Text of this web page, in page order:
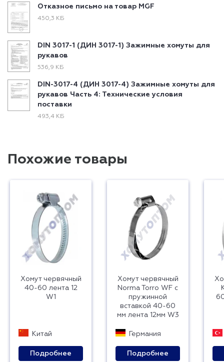
Отказное письмо на товар MGF
450,3 КБ
DIN 3017-1 (ДИН 3017-1) Зажимные хомуты для
рукавов
536,9 КБ
DIN-3017-4 (ДИН 3017-4) Зажимные хомуты для
рукавов Часть 4: Технические условия
поставки
493,4 КБ
Похожие товары
Хомут червячный
40-60 лента 12
W1
Китай
Подробнее
Хомут червячный
Norma Torro WF с
пружинной
вставкой 40-60
мм лента 12мм W3
Германия
Подробнее